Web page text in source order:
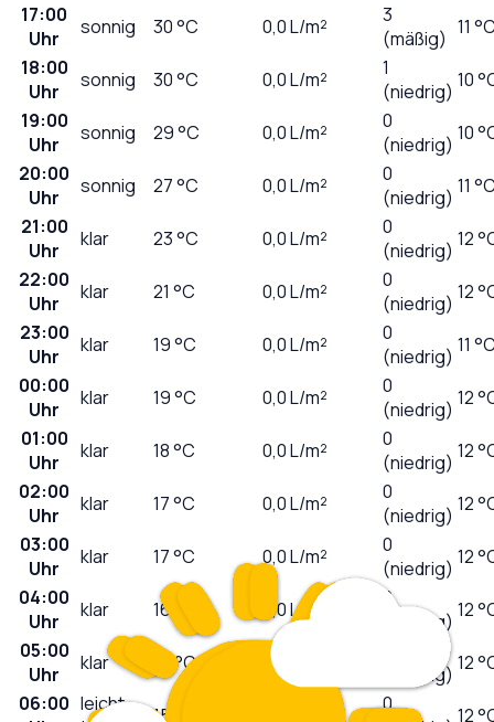
17:00
Uhr
sonnig 30°C 0,0L/m²
3
(mäßig) 11
18:00
Uhr
sonnig 30°C 0,0L/m²
1
(niedrig) 10
19:00
Uhr
sonnig 29°C 0,0L/m²
0
(niedrig) 10
20:00
Uhr
sonnig 27°C 0,0L/m²
0
(niedrig) 11
21:00
Uhr
klar 23°C 0,0L/m²
0
(niedrig) 12
22:00
Uhr
klar 21 °C 0,0L/m²
0
(niedrig) 12
23:00
Uhr
klar 19°C 0,0L/m²
0
(niedrig) 11
00:00
Uhr
klar 19°C 0,0L/m²
0
(niedrig) 12
01:00
Uhr
klar 18°C 0,0L/m²
0
(niedrig) 12
02:00
Uhr
klar 17°C 0,0L/m²
0
(niedrig) 12
03:00
Uhr
klar 17°C 0,0L/m²
0
(niedrig) 12
04:00
Uhr
klar 16 0,0L/m²
0
(niedrig) 12
05:00
Uhr
klar °C 0,0
(niedrig) 12
06:00 leicht
15
0
12